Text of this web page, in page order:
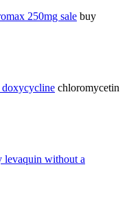
250mg sale buy
doxycycline chloromycetin
levaquin without a